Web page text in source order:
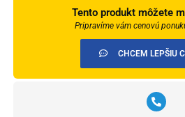
Tento produkt môžete
Pripravíme vám cenovú
CHCEM LEPŠIU